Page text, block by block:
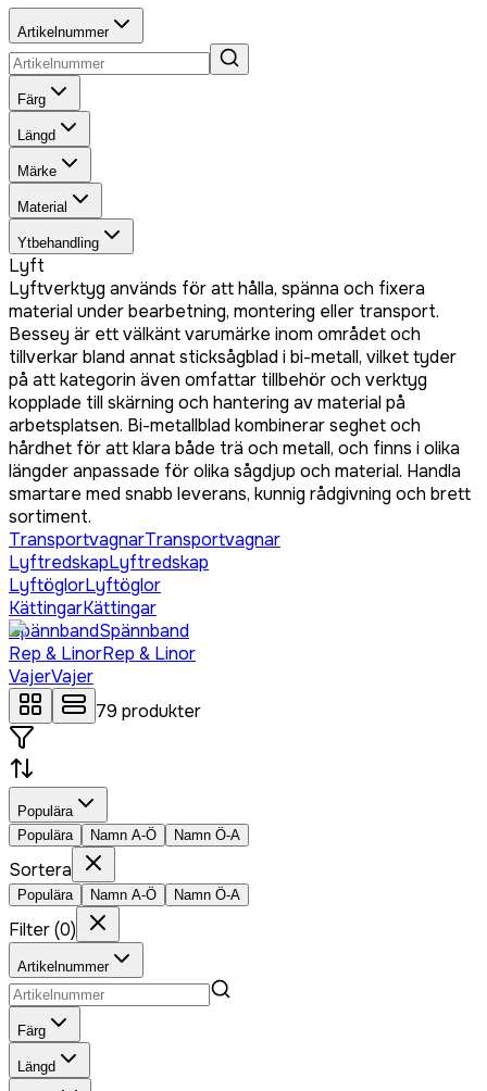
Artikelnummer
Färg
Längd
Märke
Material
Ytbehandling
Lyft
Lyftverktyg används för att hålla, spänna och fixera
material under bearbetning, montering eller transport.
Bessey är ett välkänt varumärke inom området och
tillverkar bland annat sticksågblad i bi-metall, vilket tyder
på att kategorin även omfattar tillbehör och verktyg
kopplade till skärning och hantering av material på
arbetsplatsen. Bi-metallblad kombinerar seghet och
hårdhet för att klara både trä och metall, och finns i olika
längder anpassade för olika sågdjup och material. Handla
smartare med snabb leverans, kunnig rådgivning och brett
sortiment.
TransportvagnarTransportvagnar
LyftredskapLyftredskap
LyftöglorLyftöglor
KättingarKättingar
SpännbandSpännband
Rep & LinorRep & Linor
VajerVajer
79 produkter
Populära
Populära
Namn A-Ö Namn Ö-A
Sortera
Populära Namn A-Ö Namn Ö-A
Filter(0)
Artikelnummer
Färg
Längd